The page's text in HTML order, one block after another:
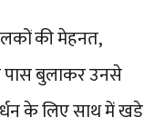
की मेहनत,
पास बुलाकर उनसे
के लिए साथ में खडे